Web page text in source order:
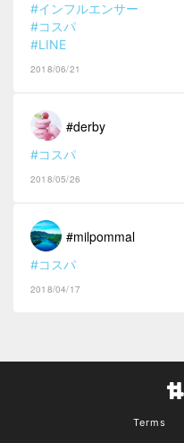
#インフルエンサー
#コスパ
#LINE
2018/06/21
#derby
#コスパ
2018/05/26
#milpommal
#コスパ
2018/04/17
Terms